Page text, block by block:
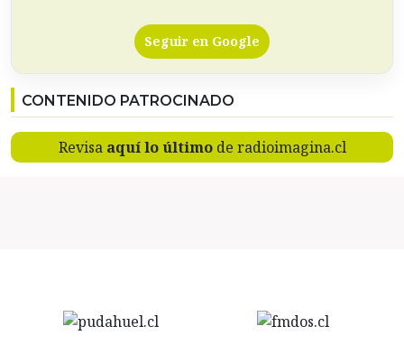
Seguir en Google
CONTENIDO PATROCINADO
Revisa aquí lo últimode radioimagina.cl